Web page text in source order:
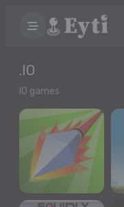
.IO
IO games